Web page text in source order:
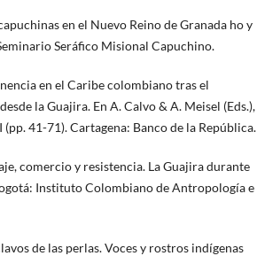
en el Nuevo Reino de Granada ho y
Seráfico Misional Capuchino.
en el Caribe colombiano tras el
la Guajira. En A. Calvo & A. Meisel (Eds.),
41-71). Cartagena: Banco de la República.
comercio y resistencia. La Guajira durante
Instituto Colombiano de Antropología e
de las perlas. Voces y rostros indígenas